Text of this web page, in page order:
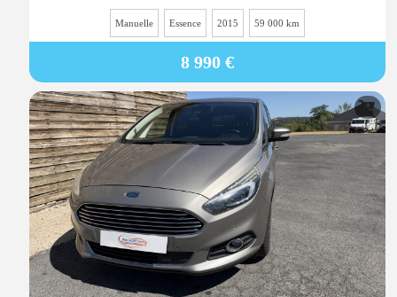
Manuelle Essence 2015 59 000 km
8 990 €